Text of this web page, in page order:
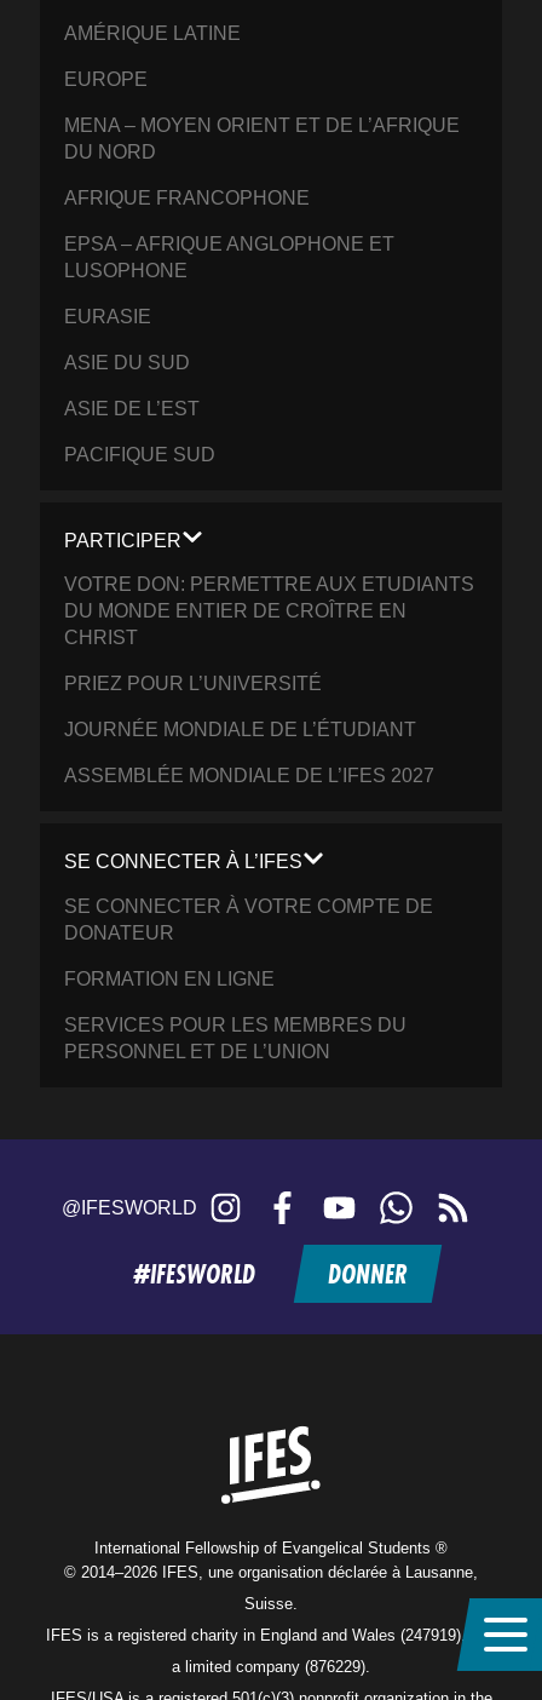
AMÉRIQUE LATINE
EUROPE
MENA – MOYEN ORIENT ET DE L’AFRIQUE
DU NORD
AFRIQUE FRANCOPHONE
EPSA – AFRIQUE ANGLOPHONE ET
LUSOPHONE
EURASIE
ASIE DU SUD
ASIE DE L’EST
PACIFIQUE SUD
PARTICIPER
VOTRE DON: PERMETTRE AUX ETUDIANTS
DU MONDE ENTIER DE CROÎTRE EN
CHRIST
PRIEZ POUR L’UNIVERSITÉ
JOURNÉE MONDIALE DE L’ÉTUDIANT
ASSEMBLÉE MONDIALE DE L’IFES 2027
SE CONNECTER À L’IFES
SE CONNECTER À VOTRE COMPTE DE
DONATEUR
FORMATION EN LIGNE
SERVICES POUR LES MEMBRES DU
PERSONNEL ET DE L’UNION
@IFESWORLD Instagram FacebookYouTubeWhatsApp
feed
#IFESWORLD DONNER
International Fellowship of Evangelical Students ®
© 2014–2026 IFES, une organisation déclarée à Lausanne,
Suisse.
IFES is a registered charity in England and Wales (247919), and
a limited company (876229).